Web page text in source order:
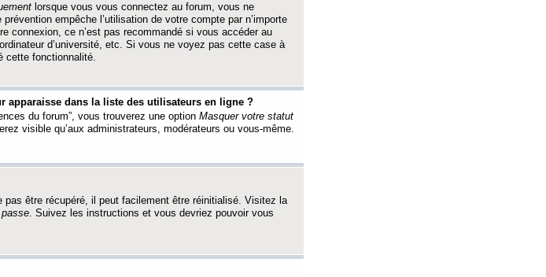
lorsque vous vous connectez au forum, vous ne
empêche l’utilisation de votre compte par n’importe
connexion, ce n’est pas recommandé si vous accéder au
d’université, etc. Si vous ne voyez pas cette case à
cette fonctionnalité.
apparaisse dans la liste des utilisateurs en ligne ?
du forum”, vous trouverez une option Masquer votre statut
visible qu’aux administrateurs, modérateurs ou vous-même.
être récupéré, il peut facilement être réinitialisé. Visitez la
passe. Suivez les instructions et vous devriez pouvoir vous